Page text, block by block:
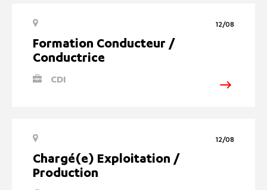
12/08
Formation Conducteur /
Conductrice
CDI
12/08
Chargé(e) Exploitation /
Production